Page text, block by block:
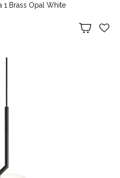
1 Brass Opal White